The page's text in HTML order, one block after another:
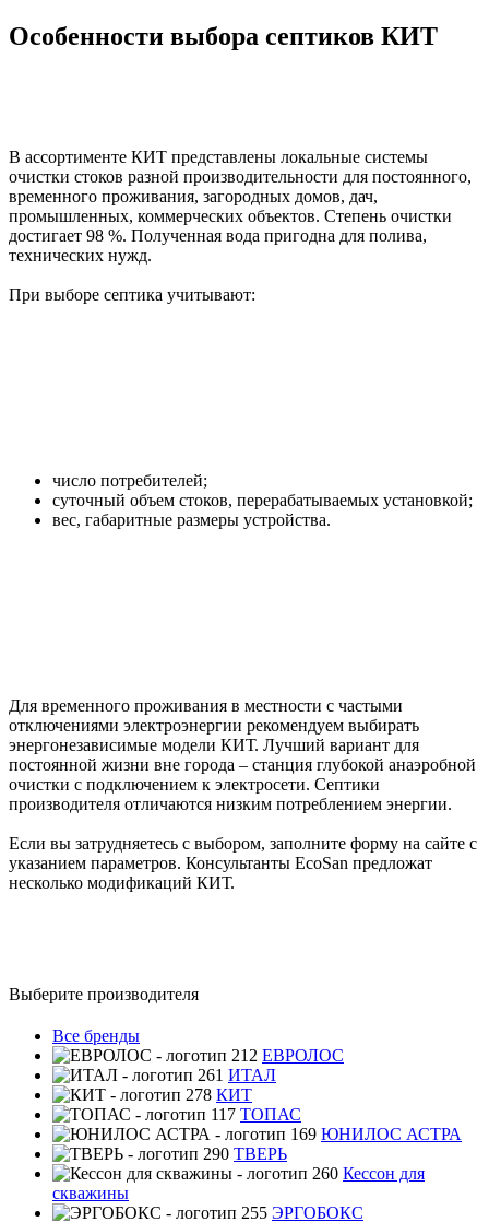
Особенности выбора септиков КИТ
В ассортименте КИТ представлены локальные системы
очистки стоков разной производительности для постоянного,
временного проживания, загородных домов, дач,
промышленных, коммерческих объектов. Степень очистки
достигает 98 %. Полученная вода пригодна для полива,
технических нужд.
При выборе септика учитывают:
число потребителей;
суточный объем стоков, перерабатываемых установкой;
вес, габаритные размеры устройства.
Для временного проживания в местности с частыми
отключениями электроэнергии рекомендуем выбирать
энергонезависимые модели КИТ. Лучший вариант для
постоянной жизни вне города – станция глубокой анаэробной
очистки с подключением к электросети. Септики
производителя отличаются низким потреблением энергии.
Если вы затрудняетесь с выбором, заполните форму на сайте с
указанием параметров. Консультанты EcoSan предложат
несколько модификаций КИТ.
Выберите производителя
Все бренды
ЕВРОЛОС
ИТАЛ
КИТ
ТОПАС
ЮНИЛОС АСТРА
ТВЕРЬ
Кессон для
скважины
ЭРГОБОКС